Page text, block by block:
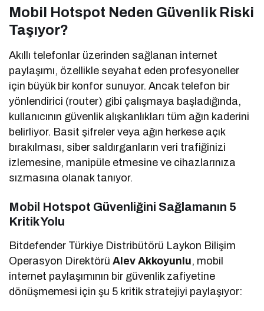
Mobil Hotspot Neden Güvenlik Riski
Taşıyor?
Akıllı telefonlar üzerinden sağlanan internet
paylaşımı, özellikle seyahat eden profesyoneller
için büyük bir konfor sunuyor. Ancak telefon bir
yönlendirici (router) gibi çalışmaya başladığında,
kullanıcının güvenlik alışkanlıkları tüm ağın kaderini
belirliyor. Basit şifreler veya ağın herkese açık
bırakılması, siber saldırganların veri trafiğinizi
izlemesine, manipüle etmesine ve cihazlarınıza
sızmasına olanak tanıyor.
Mobil Hotspot Güvenliğini Sağlamanın 5
Kritik Yolu
Bitdefender Türkiye Distribütörü Laykon Bilişim
Operasyon DirektörüAlev Akkoyunlu, mobil
internet paylaşımının bir güvenlik zafiyetine
dönüşmemesi için şu 5 kritik stratejiyi paylaşıyor: